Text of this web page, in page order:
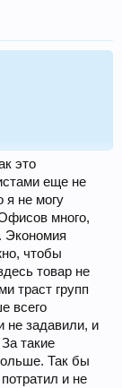
это
еще не
я не могу
много,
Экономия
чтобы
товар не
траст групп
всего
не задавили, и
такие
Так бы
и не